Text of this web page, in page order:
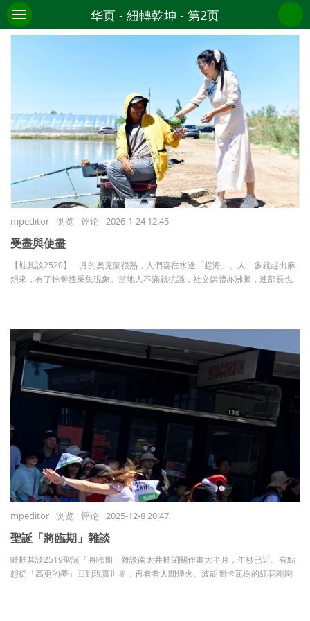
电子报纸 小平广告 CONTACT 发布
华页 - 紐轉乾坤 - 第2页
mpeditor 浏览 评论 2026-1-24 12:45
受盡與使盡
【蛙其談2520】一月的奧克蘭很熱，人們喜往水邊「趕海」。人一多就趕出麻
煩來，有了掠奪性采集現象。當地人不滿就抗議，社交媒體亦沸騰，連部長也
mpeditor 浏览 评论 2025-12-8 20:47
聖誕「將臨期」雜談
蛙蛙其談2519聖誕「將臨期」雜談南太井蛙閉關作畫大半月，年杪已近。有點
想從「高更的夢」回到現實世界，再看看人間煙火。波胡圖卡瓦樹的紅花剛剛